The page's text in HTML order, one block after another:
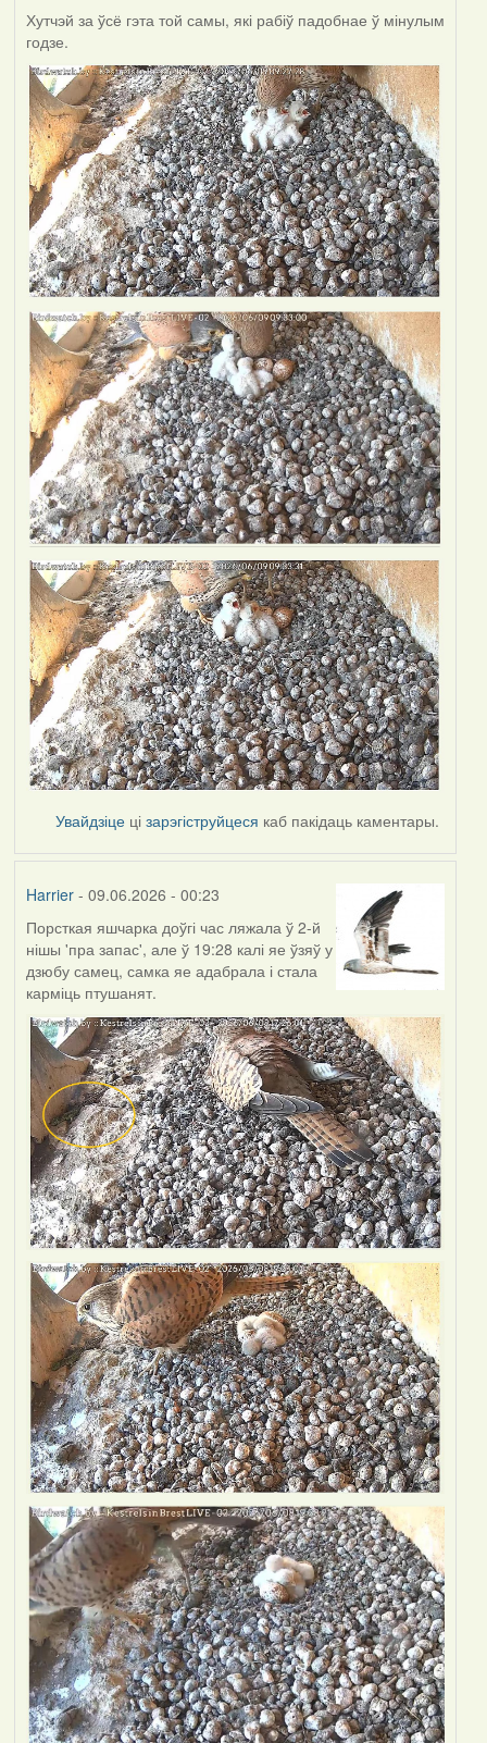
Хутчэй за ўсё гэта той самы, які рабіў падобнае ў мінулым
годзе.
Увайдзіце цізарэгіструйцеся каб пакідаць каментары.
Harrier- 09.06.2026 - 00:23
Порсткая яшчарка доўгі час ляжала ў 2-й
нішы 'пра запас', але ў 19:28 калі яе ўзяў у
дзюбу самец, самка яе адабрала і стала
карміць птушанят.